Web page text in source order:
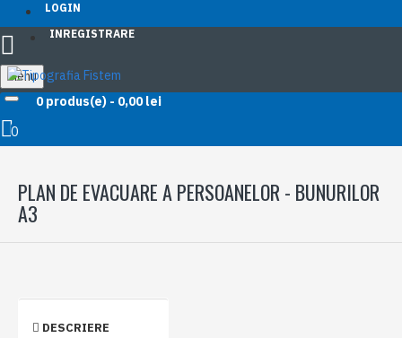
LOGIN
INREGISTRARE
Menu
0 produs(e) - 0,00 lei
0
PLAN DE EVACUARE A PERSOANELOR - BUNURILOR
A3
DESCRIERE